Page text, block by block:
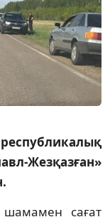
шамамен сағат